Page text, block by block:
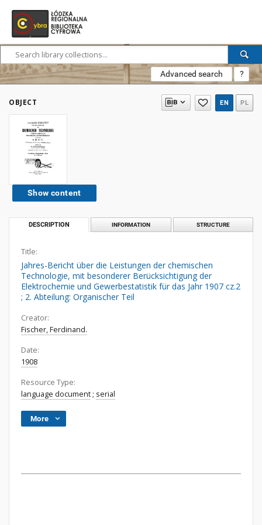
Advanced search ?
OBJECT EN PL
Show content
DESCRIPTION INFORMATION STRUCTURE
Title:
Jahres-Bericht über die Leistungen der chemischen
Technologie, mit besonderer Berücksichtigung der
Elektrochemie und Gewerbestatistik für das Jahr 1907 cz.2
; 2. Abteilung: Organischer Teil
Creator:
Fischer, Ferdinand.
Date:
1908
Resource Type:
language document ; serial
More